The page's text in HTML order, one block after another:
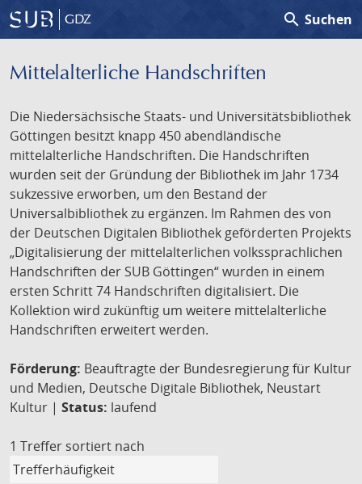
GDZ search Suchen
Mittelalterliche Handschriften
Die Niedersächsische Staats- und Universitätsbibliothek
Göttingen besitzt knapp 450 abendländische
mittelalterliche Handschriften. Die Handschriften
wurden seit der Gründung der Bibliothek im Jahr 1734
sukzessive erworben, um den Bestand der
Universalbibliothek zu ergänzen. Im Rahmen des von
der Deutschen Digitalen Bibliothek geförderten Projekts
„Digitalisierung der mittelalterlichen volkssprachlichen
Handschriften der SUB Göttingen“ wurden in einem
ersten Schritt 74 Handschriften digitalisiert. Die
Kollektion wird zukünftig um weitere mittelalterliche
Handschriften erweitert werden.
Förderung: Beauftragte der Bundesregierung für Kultur
und Medien, Deutsche Digitale Bibliothek, Neustart
Kultur | Status: laufend
1 Treffer sortiert nach